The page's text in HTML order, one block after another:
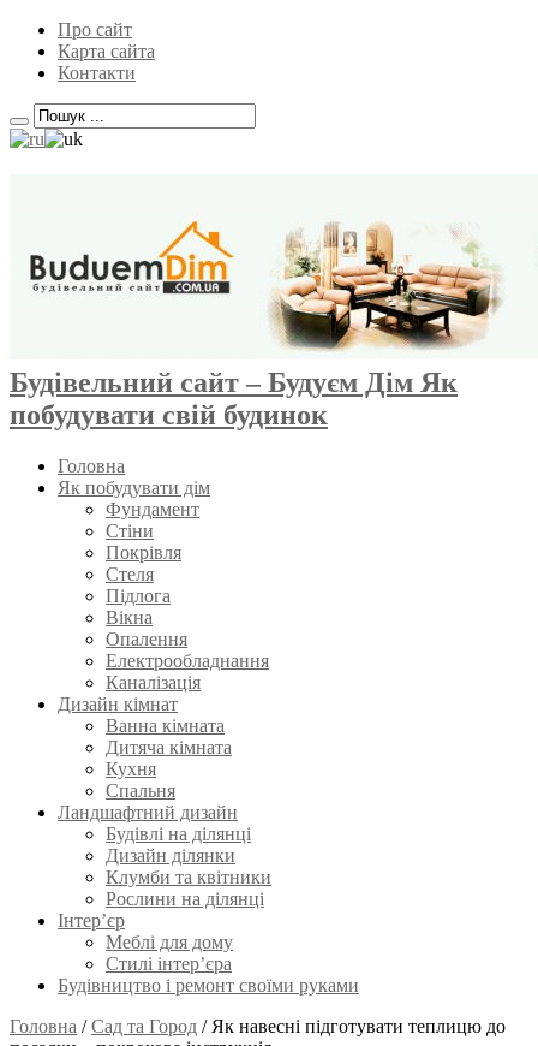
Про сайт
Карта сайта
Контакти
Будівельний сайт – Будуєм Дім Як
побудувати свій будинок
Головна
Як побудувати дім
Фундамент
Стіни
Покрівля
Стеля
Підлога
Вікна
Опалення
Електрообладнання
Каналізація
Дизайн кімнат
Ванна кімната
Дитяча кімната
Кухня
Спальня
Ландшафтний дизайн
Будівлі на ділянці
Дизайн ділянки
Клумби та квітники
Рослини на ділянці
Інтер’єр
Меблі для дому
Стилі інтер’єра
Будівництво і ремонт своїми руками
Головна /Сад та Город / Як навесні підготувати теплицю до